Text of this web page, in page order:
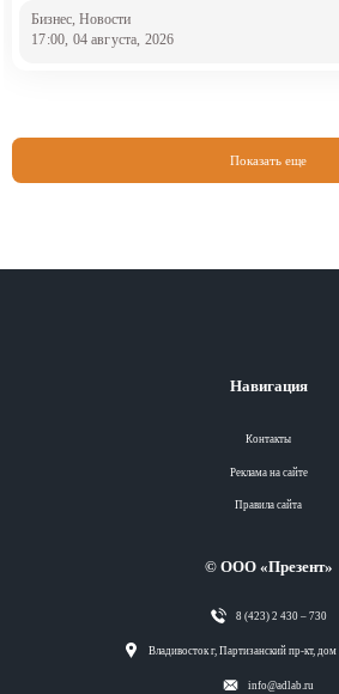
Бизнес , Новости
17:00, 04 августа, 2026
Показать еще
Навигация
Контакты
Реклама на сайте
Правила сайта
© ООО «Презент»
8 (423) 2 430 – 730
Владивосток г, Партизанский пр-кт,
info@adlab.ru